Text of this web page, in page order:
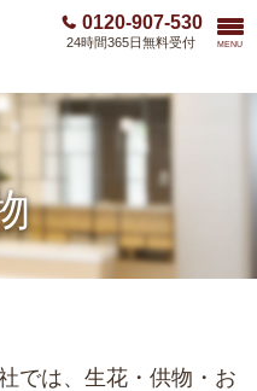
0120-907-530
24時間365日無料受付 MENU
では、生花・供物・お